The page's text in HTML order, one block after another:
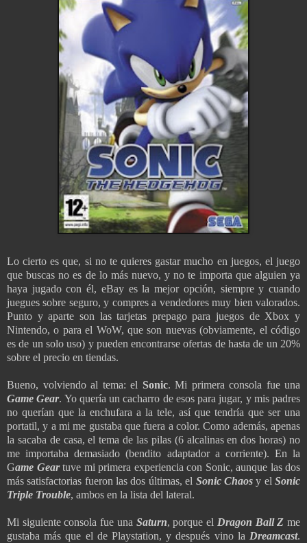
Lo cierto es que, si no te quieres gastar mucho en juegos, el juego
que buscas no es de lo más nuevo, y no te importa que alguien ya
haya jugado con él, eBay es la mejor opción, siempre y cuando
juegues sobre seguro, y compres a vendedores muy bien valorados.
Punto y aparte son las tarjetas prepago para juegos de Xbox y
Nintendo, o para el WoW, que son nuevas (obviamente, el código
es de un solo uso) y pueden encontrarse ofertas de hasta de un 20%
sobre el precio en tiendas.
Bueno, volviendo al tema: el Sonic. Mi primera consola fue una
Game Gear. Yo quería un cacharro de esos para jugar, y mis padres
no querían que la enchufara a la tele, así que tendría que ser una
portatil, y a mi me gustaba que fuera a color. Como además, apenas
la sacaba de casa, el tema de las pilas (6 alcalinas en dos horas) no
me importaba demasiado (bendito adaptador a corriente). En la
Game Geartuve mi primera experiencia con Sonic, aunque las dos
más satisfactorias fueron las dos últimas, el Sonic Chaosy elSonic
Triple Trouble, ambos en la lista del lateral.
Mi siguiente consola fue una Saturn, porque el Dragon Ball Z me
gustaba más que el de Playstation, y después vino la Dreamcast.